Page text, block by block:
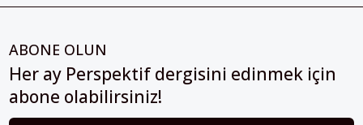
ABONE OLUN
Her ay Perspektif dergisini edinmek için
abone olabilirsiniz!